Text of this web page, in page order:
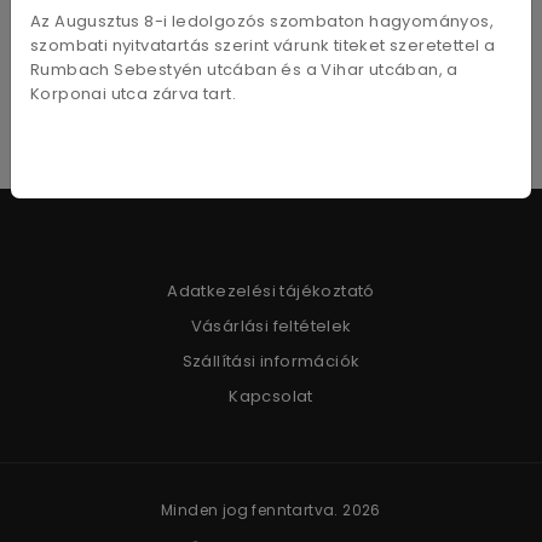
Az Augusztus 8-i ledolgozós szombaton hagyományos,
szombati nyitvatartás szerint várunk titeket szeretettel a
Rumbach Sebestyén utcában és a Vihar utcában, a
Korponai utca zárva tart.
4 400Ft
Adatkezelési tájékoztató
Vásárlási feltételek
Szállítási információk
Kapcsolat
Minden jog fenntartva. 2026